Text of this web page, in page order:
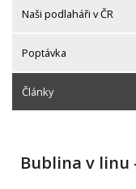
Naši podlaháři v ČR
Poptávka
Články
Bublina v